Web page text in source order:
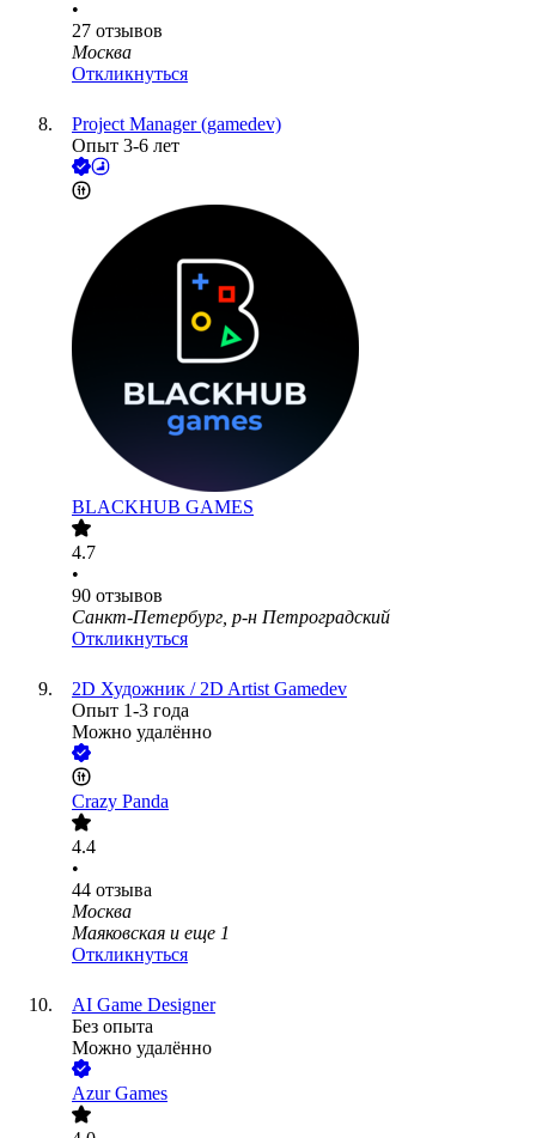
•
27 отзывов
Москва
Откликнуться
Project Manager (gamedev)
Опыт 3-6 лет
BLACKHUB GAMES
4.7
•
90 отзывов
Санкт-Петербург, р-н Петроградский
Откликнуться
2D Художник / 2D Artist Gamedev
Опыт 1-3 года
Можно удалённо
Crazy Panda
4.4
•
44 отзыва
Москва
Маяковская и еще 1
Откликнуться
AI Game Designer
Без опыта
Можно удалённо
Azur Games